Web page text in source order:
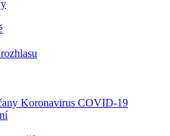
Koronavirus COVID-19